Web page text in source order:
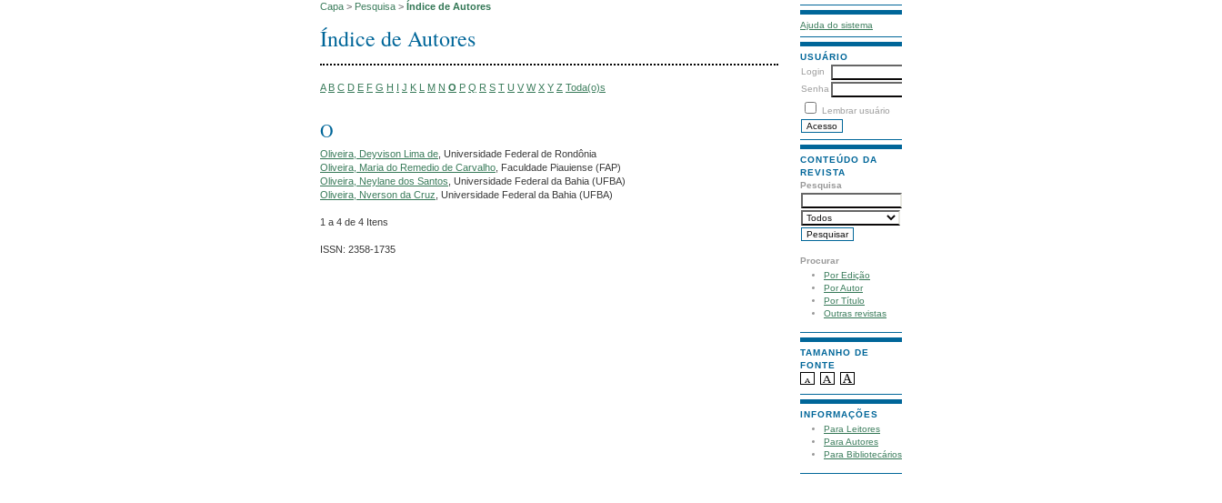
Ajuda do sistema
USUÁRIO
Login
Senha
Lembrar usuário
CONTEÚDO DA
REVISTA
Pesquisa
Procurar
Por Edição
Por Autor
Por Título
Outras revistas
TAMANHO DE
FONTE
INFORMAÇÕES
Para Leitores
Para Autores
Para Bibliotecários
Capa > Pesquisa > Índice de Autores
Índice de Autores
A B C D E F G H I J K L M N O P Q R S T U V W X Y Z Toda(o)s
O
Oliveira, Deyvison Lima de , Universidade Federal de Rondônia
Oliveira, Maria do Remedio de Carvalho , Faculdade Piauiense (FAP)
Oliveira, Neylane dos Santos , Universidade Federal da Bahia (UFBA)
Oliveira, Nverson da Cruz , Universidade Federal da Bahia (UFBA)
1 a 4 de 4 Itens
ISSN: 2358-1735